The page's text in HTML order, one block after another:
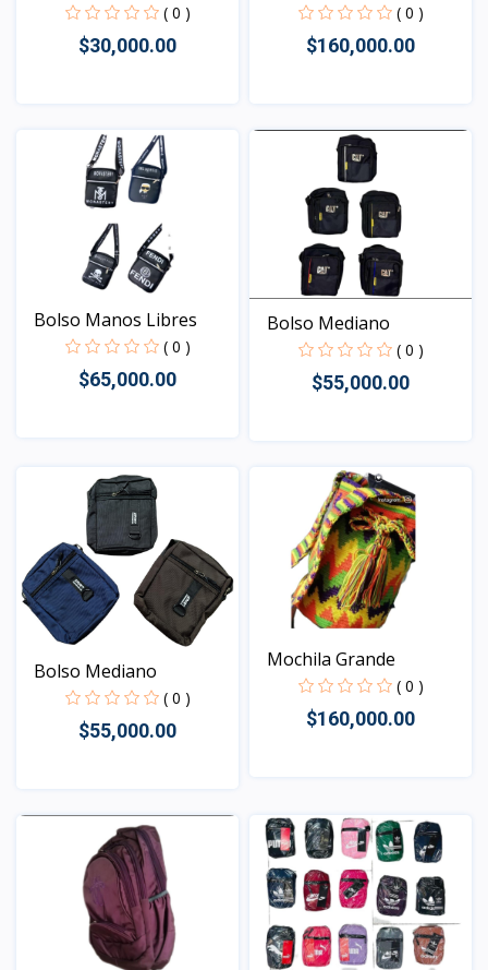
( 0 )
$30,000.00
( 0 )
$160,000.00
Vista
Bolso Manos Libres
( 0 )
$65,000.00
Bolso Mediano
( 0 )
$55,000.00
Bolso Mediano
( 0 )
$55,000.00
Vista
Mochila Grande
( 0 )
$160,000.00